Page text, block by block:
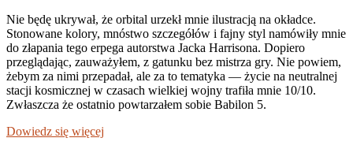
Nie będę ukrywał, że orbital urzekł mnie ilustracją na okładce.
Stonowane kolory, mnóstwo szczegółów i fajny styl namówiły mnie
do złapania tego erpega autorstwa Jacka Harrisona. Dopiero
przeglądając, zauważyłem, z gatunku bez mistrza gry. Nie powiem,
żebym za nimi przepadał, ale za to tematyka — życie na neutralnej
stacji kosmicznej w czasach wielkiej wojny trafiła mnie 10/10.
Zwłaszcza że ostatnio powtarzałem sobie Babilon 5.
Dowiedz się więcej